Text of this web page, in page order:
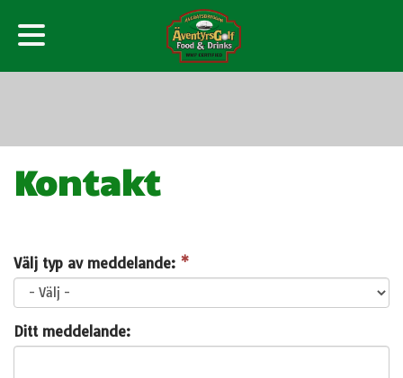
Kontakt
Välj typ av meddelande: *
Ditt meddelande: